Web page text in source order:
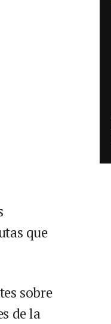
que
sobre
de la